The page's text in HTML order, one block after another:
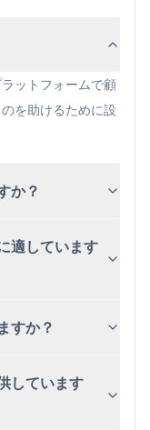
ド追跡を提供
ブル
が必要な場合が
と量に依存する
ットフォームで顧
を助けるために設
か？
適しています
すか？
しています